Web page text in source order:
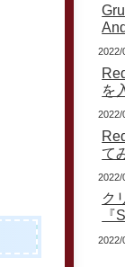
2022/
を
2022/
て
2022/
ク
2022/